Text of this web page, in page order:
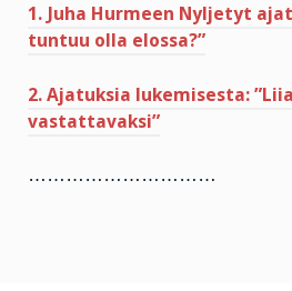
1. Juha Hurmeen Nyljetyt
tuntuu olla elossa?”
2. Ajatuksia lukemisesta:
vastattavaksi”
…………………………